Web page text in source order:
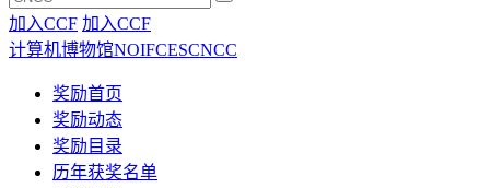
加入CCF 加入CCF
计算机博物馆NOIFCESCNCC
奖励首页
奖励动态
奖励目录
历年获奖名单